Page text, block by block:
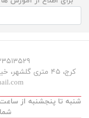
۰۲۶۳۳۵۱۳۵۲۹ -
کرج، ۴۵ متری گلشهر، خیابان کوکب شرقی، عکس و فیلم مکث